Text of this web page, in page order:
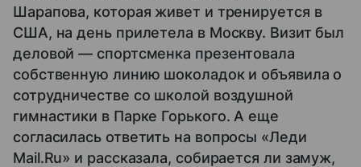
Шарапова, которая живет и тренируется в
США, на день прилетела в Москву. Визит был
деловой — спортсменка презентовала
собственную линию шоколадок и объявила о
сотрудничестве со школой воздушной
гимнастики в Парке Горького. А еще
согласилась ответить на вопросы «Леди
Mail.Ru» и рассказала, собирается ли замуж,